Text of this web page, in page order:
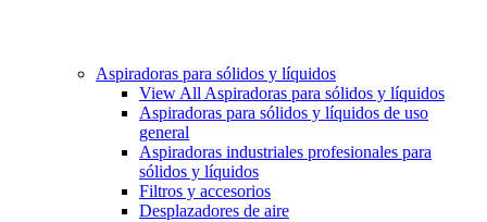
Aspiradoras para sólidos y líquidos
View All Aspiradoras para sólidos y líquidos
Aspiradoras para sólidos y líquidos de uso
general
Aspiradoras industriales profesionales para
sólidos y líquidos
Filtros y accesorios
Desplazadores de aire